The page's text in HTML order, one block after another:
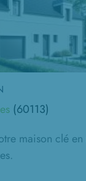
(60113)
maison clé